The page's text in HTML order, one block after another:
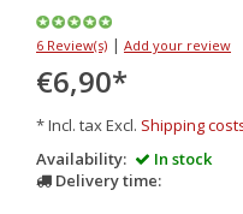
6 Review(s) | Add your review
€6,90*
* Incl. tax Excl. Shipping
Availability:
In stock
Delivery time: